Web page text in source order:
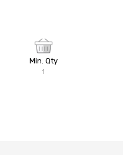
Min. Qty
1